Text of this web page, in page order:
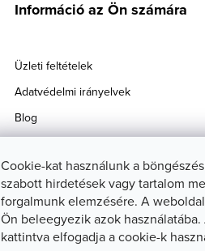
Cookie-kat használunk a
szabott hirdetések vagy tartalom
forgalmunk elemzésére. A
Ön beleegyezik azok
kattintva elfogadja a cookie-k
Információ az Ön számára
Üzleti feltételek
Adatvédelmi irányelvek
Blog
Kapcsolat